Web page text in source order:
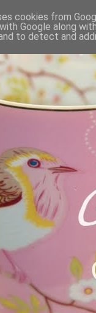
cookies from
Google along
to detect and